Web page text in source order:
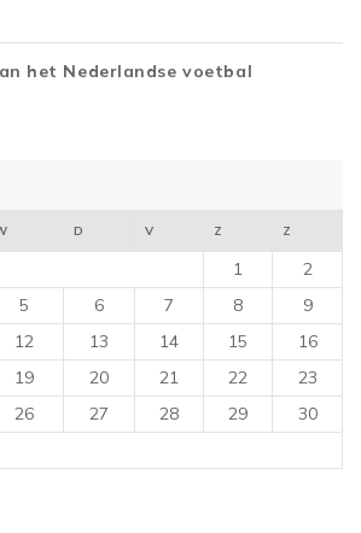
het Nederlandse voetbal
D V Z Z
1
2
5 6 7 8
9
12 13 14 15
16
19 20 21 22
23
26 27 28 29
30